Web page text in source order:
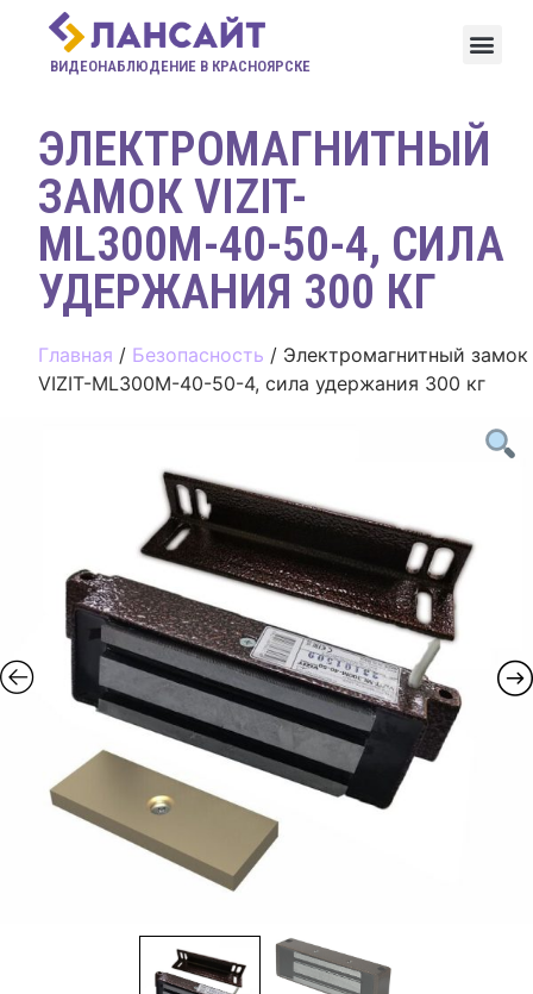
ВИДЕОНАБЛЮДЕНИЕ В КРАСНОЯРСКЕ
ЭЛЕКТРОМАГНИТНЫЙ
ЗАМОК VIZIT-
ML300М-40-50-4, СИЛА
УДЕРЖАНИЯ 300 КГ
Главная / Безопасность / Электромагнитный замок
VIZIT-ML300М-40-50-4, сила удержания 300 кг